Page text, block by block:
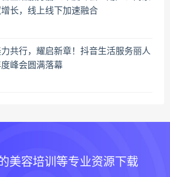
增长，线上线下加速融合
共行，耀启新章！抖音生活服务丽人
峰会圆满落幕
美容培训等专业资源下载